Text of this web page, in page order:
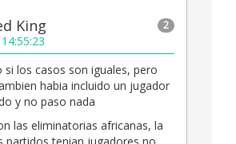
2
King
si los casos son iguales, pero
habia incluido un jugador
y no paso nada
las eliminatorias africanas, la
partidos tenian jugadores no